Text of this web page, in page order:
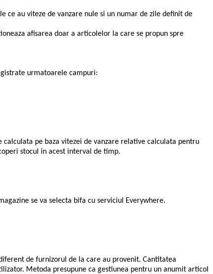
au viteze de vanzare nule si un numar de zile definit de
afisarea doar a articolelor la care se propun spre
urmatoarele campuri:
pe baza vitezei de vanzare relative calculata pentru
stocul in acest interval de timp.
se va selecta bifa cu serviciul Everywhere.
de furnizorul de la care au provenit. Cantitatea
Metoda presupune ca gestiunea pentru un anumit articol